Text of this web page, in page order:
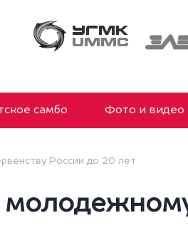
самбо Фото и видео
России до 20 лет